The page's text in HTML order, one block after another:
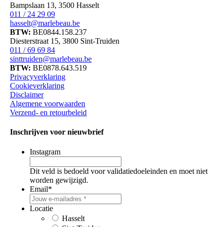
Bampslaan 13, 3500 Hasselt
011 / 24 29 09
hasselt@marlebeau.be
BTW: BE0844.158.237
Diesterstraat 15, 3800 Sint-Truiden
011 / 69 69 84
sinttruiden@marlebeau.be
BTW: BE0878.643.519
Privacyverklaring
Cookieverklaring
Disclaimer
Algemene voorwaarden
Verzend- en retourbeleid
Inschrijven voor nieuwbrief
Instagram
Dit veld is bedoeld voor validatiedoeleinden en moet niet
worden gewijzigd.
Email*
Locatie
Hasselt